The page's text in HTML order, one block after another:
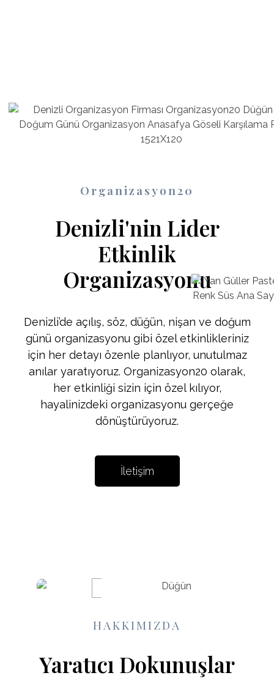
Organizasyon20
Denizli'nin Lider
Etkinlik
Organizasyonu
Denizli’de açılış, söz, düğün, nişan ve doğum
günü organizasyonu gibi özel etkinlikleriniz
için her detayı özenle planlıyor, unutulmaz
anılar yaratıyoruz. Organizasyon20 olarak,
her etkinliği sizin için özel kılıyor,
hayalinizdeki organizasyonu gerçeğe
dönüştürüyoruz.
İletişim
HAKKIMIZDA
Yaratıcı Dokunuşlar